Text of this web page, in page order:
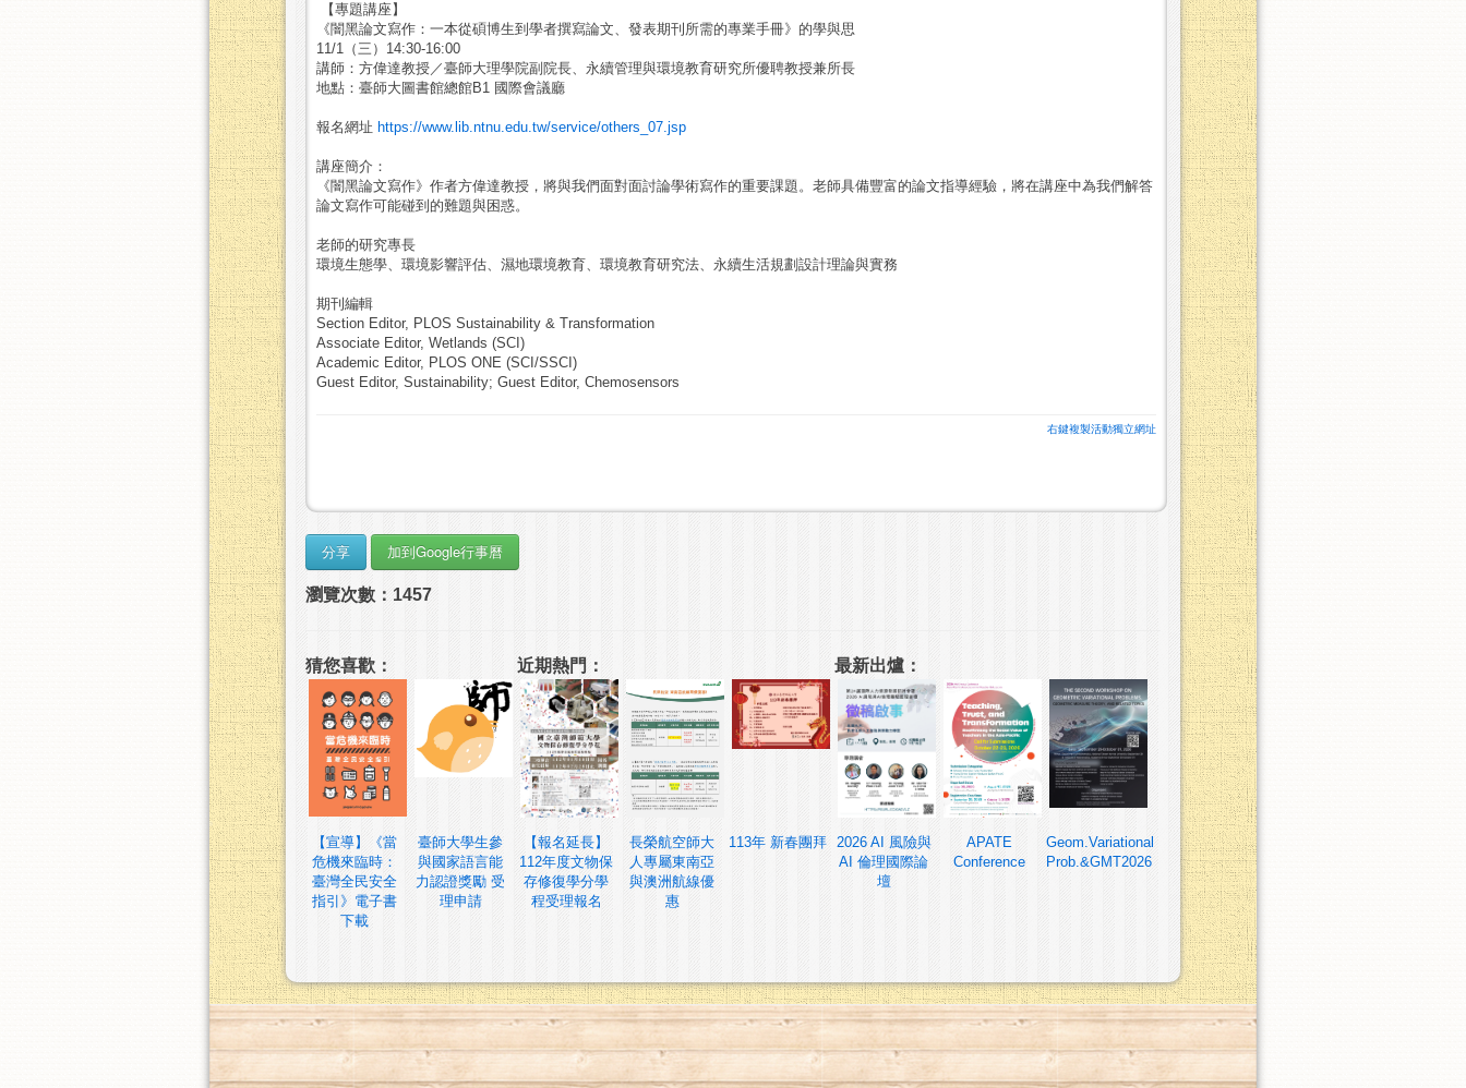
【專題講座】
《闇黑論文寫作：一本從碩博生到學者撰寫論文、發表期刊所需的專業手冊》的學與思
11/1（三）14:30-16:00
講師：方偉達教授／臺師大理學院副院長、永續管理與環境教育研究所優聘教授兼所長
地點：臺師大圖書館總館B1 國際會議廳
報名網址 https://www.lib.ntnu.edu.tw/service/others_07.jsp
講座簡介：
《闇黑論文寫作》作者方偉達教授，將與我們面對面討論學術寫作的重要課題。老師具備豐富的論文指導經驗，將在講座中為我們解答
論文寫作可能碰到的難題與困惑。
老師的研究專長
環境生態學、環境影響評估、濕地環境教育、環境教育研究法、永續生活規劃設計理論與實務
期刊編輯
Section Editor, PLOS Sustainability & Transformation
Associate Editor, Wetlands (SCI)
Academic Editor, PLOS ONE (SCI/SSCI)
Guest Editor, Sustainability; Guest Editor, Chemosensors
右鍵複製活動獨立網址
瀏覽次數：1457
猜您喜歡：
【宣導】《當
危機來臨時：
臺灣全民安全
指引》電子書
下載
臺師大學生參
與國家語言能
力認證獎勵 受
理申請
近期熱門：
【報名延長】
112年度文物保
存修復學分學
程受理報名
長榮航空師大
人專屬東南亞
與澳洲航線優
惠
113年 新春團拜
最新出爐：
2026 AI 風險與
AI 倫理國際論
壇
APATE
Conference
Geom.Variational
Prob.&GMT2026